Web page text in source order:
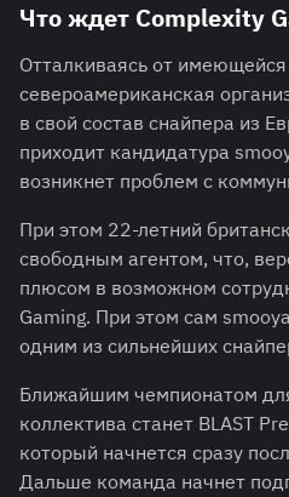
Что ждет Complexity
Отталкиваясь от
североамериканская
в свой состав снайпера из
приходит кандидатура
возникнет проблем с
При этом 22-летний
свободным агентом, что,
плюсом в возможном
Gaming. При этом сам
одним из сильнейших
Ближайшим чемпионатом
коллектива станет BLAST
который начнется сразу
Дальше команда начнет